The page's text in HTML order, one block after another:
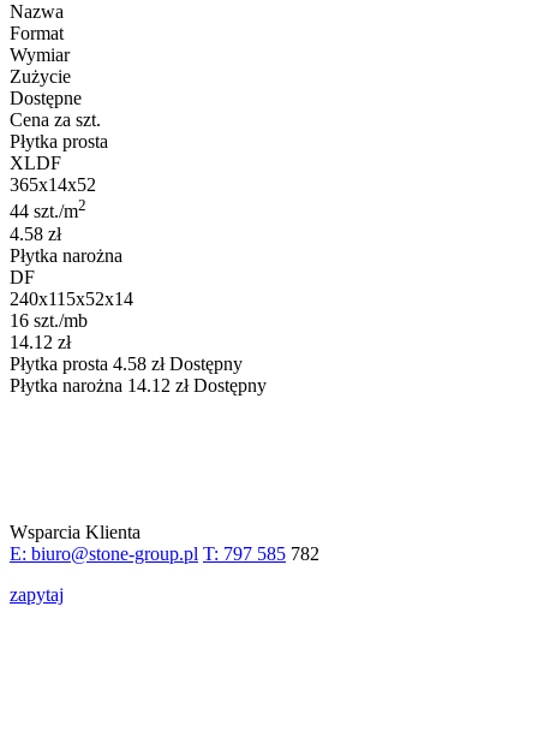
Nazwa
Format
Wymiar
Zużycie
Dostępne
Cena za szt.
Płytka prosta
XLDF
365x14x52
44 szt./m2
4.58 zł
Płytka narożna
DF
240x115x52x14
16 szt./mb
14.12 zł
Płytka prosta 4.58 zł Dostępny
Płytka narożna 14.12 zł Dostępny
Wsparcia Klienta
E: biuro@stone-group.pl T: 797 585 782
zapytaj